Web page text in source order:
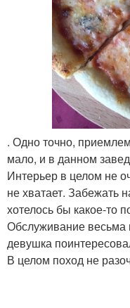
. Одно точно,
мало, и в данном
Интерьер в целом не
не хватает. Забежать
хотелось бы какое-то
Обслуживание весьма
девушка
В целом поход не